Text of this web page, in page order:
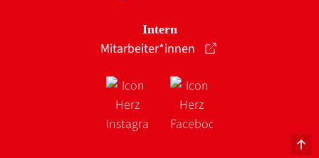
Intern
Mitarbeiter*innen